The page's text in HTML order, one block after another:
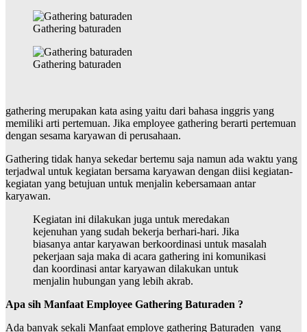
Gathering baturaden
Gathering baturaden
gathering merupakan kata asing yaitu dari bahasa inggris yang
memiliki arti pertemuan. Jika employee gathering berarti pertemuan
dengan sesama karyawan di perusahaan.
Gathering tidak hanya sekedar bertemu saja namun ada waktu yang
terjadwal untuk kegiatan bersama karyawan dengan diisi kegiatan-
kegiatan yang betujuan untuk menjalin kebersamaan antar
karyawan.
Kegiatan ini dilakukan juga untuk meredakan
kejenuhan yang sudah bekerja berhari-hari. Jika
biasanya antar karyawan berkoordinasi untuk masalah
pekerjaan saja maka di acara gathering ini komunikasi
dan koordinasi antar karyawan dilakukan untuk
menjalin hubungan yang lebih akrab.
Apa sih Manfaat Employee Gathering Baturaden ?
Ada banyak sekali Manfaat employe gathering Baturaden yang